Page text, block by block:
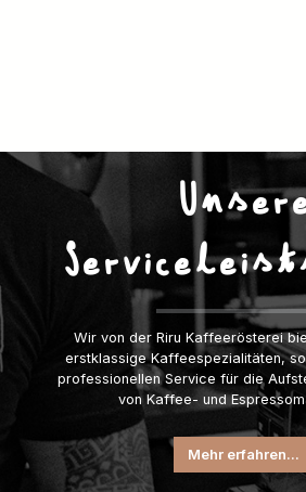
Wir von der Riru Kaffeerösterei
erstklassige Kaffeespezialitäten,
professionellen Service für die
von Kaffee- und
Mehr erfahren...